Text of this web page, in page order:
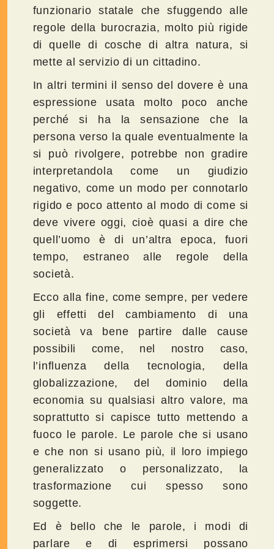
funzionario statale che sfuggendo alle
regole della burocrazia, molto più rigide
di quelle di cosche di altra natura, si
mette al servizio di un cittadino.
In altri termini il senso del dovere è una
espressione usata molto poco anche
perché si ha la sensazione che la
persona verso la quale eventualmente la
si può rivolgere, potrebbe non gradire
interpretandola come un giudizio
negativo, come un modo per connotarlo
rigido e poco attento al modo di come si
deve vivere oggi, cioè quasi a dire che
quell’uomo è di un’altra epoca, fuori
tempo, estraneo alle regole della
società.
Ecco alla fine, come sempre, per vedere
gli effetti del cambiamento di una
società va bene partire dalle cause
possibili come, nel nostro caso,
l’influenza della tecnologia, della
globalizzazione, del dominio della
economia su qualsiasi altro valore, ma
soprattutto si capisce tutto mettendo a
fuoco le parole. Le parole che si usano
e che non si usano più, il loro impiego
generalizzato o personalizzato, la
trasformazione cui spesso sono
soggette.
Ed è bello che le parole, i modi di
parlare e di esprimersi possano